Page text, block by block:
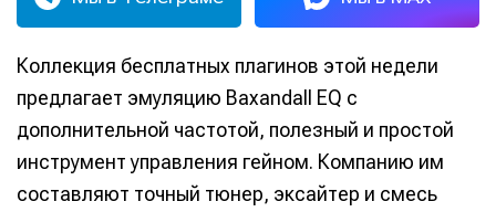
Коллекция бесплатных плагинов этой недели
предлагает эмуляцию Baxandall EQ с
дополнительной частотой, полезный и простой
инструмент управления гейном. Компанию им
составляют точный тюнер, эксайтер и смесь